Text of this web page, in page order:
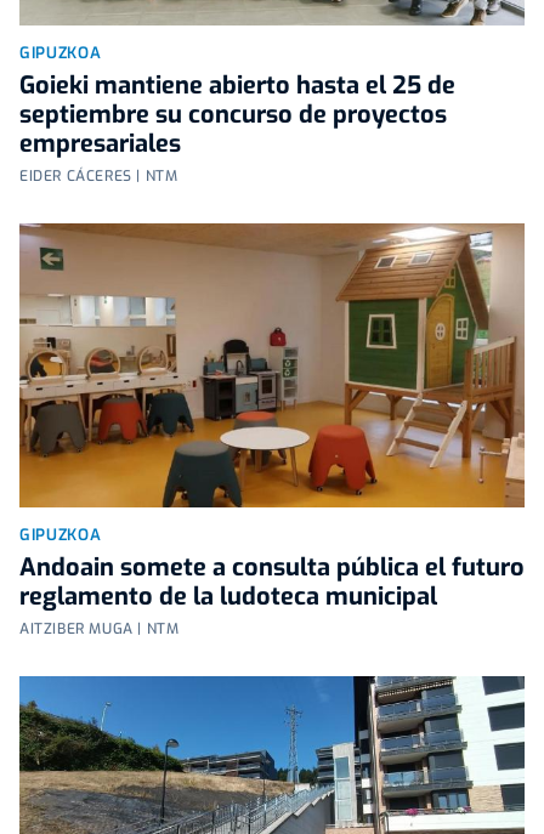
GIPUZKOA
Goieki mantiene abierto hasta el 25 de
septiembre su concurso de proyectos
empresariales
EIDER CÁCERES | NTM
GIPUZKOA
Andoain somete a consulta pública el futuro
reglamento de la ludoteca municipal
AITZIBER MUGA | NTM